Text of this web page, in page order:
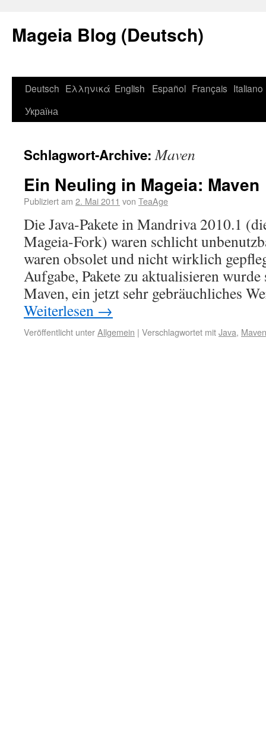
Mageia Blog (Deutsch)
Deutsch Ελληνικά English Español Français Italiano
Україна
Schlagwort-Archive:Maven
Ein Neuling in Mageia: Maven
Publiziert am 2. Mai 2011 von TeaAge
Die Java-Pakete in Mandriva 2010.1
Mageia-Fork) waren schlicht
waren obsolet und nicht wirklich
Aufgabe, Pakete zu aktualisieren
Maven, ein jetzt sehr gebräuchliches
Weiterlesen →
Veröffentlicht unterAllgemein | Verschlagwortet mitJava, Maven